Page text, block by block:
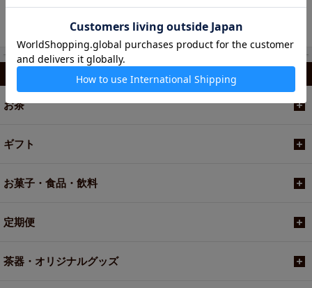
菓子「ピーチデイズ」
1,650円
カテゴリから選ぶ
お茶
ギフト
お菓子・食品・飲料
定期便
茶器・オリジナルグッズ